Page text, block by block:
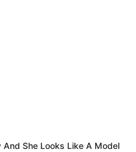
She Looks Like A Model